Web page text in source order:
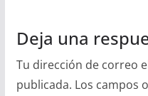
Deja una
Tu dirección de correo
publicada. Los campos